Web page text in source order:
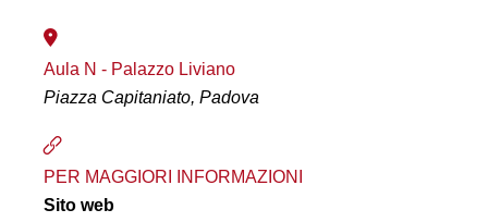
Aula N - Palazzo Liviano
Piazza Capitaniato, Padova
PER MAGGIORI INFORMAZIONI
Sito web